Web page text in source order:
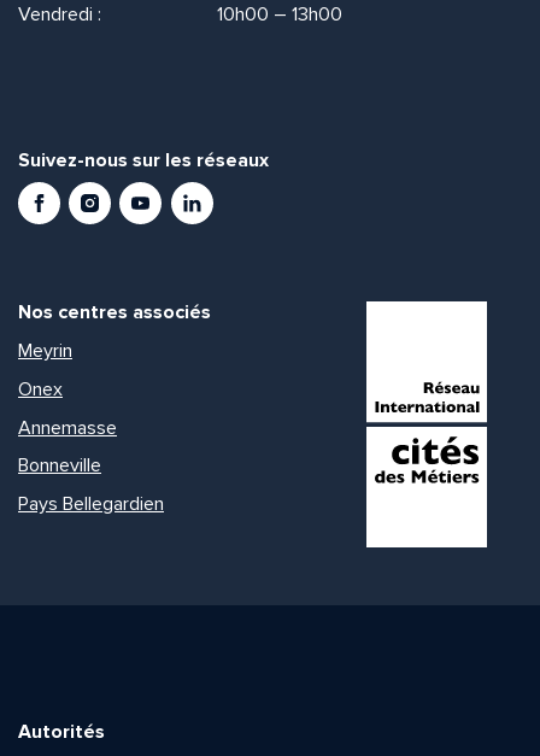
Vendredi :
10h00 – 13h00
Suivez-nous sur les réseaux
FacebookInstagramYoutubeLinkedIn
Nos centres associés
Meyrin
Onex
Annemasse
Bonneville
Pays Bellegardien
Autorités